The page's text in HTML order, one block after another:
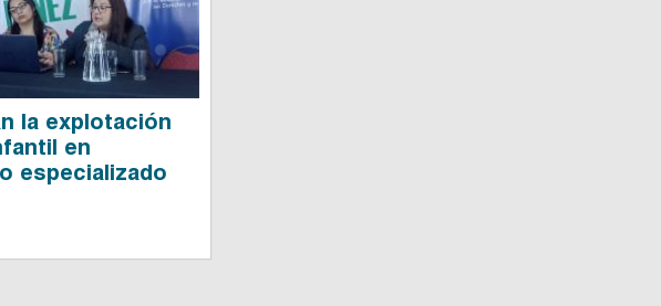
la explotación
en
especializado